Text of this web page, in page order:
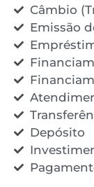
Câmbio
Emissão
Depósito